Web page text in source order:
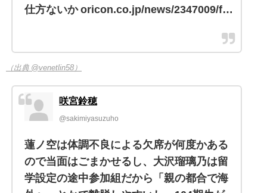
仕方ないか oricon.co.jp/news/2347009/f…
（出典 @venetlin58）
咲宮鈴穂
@sakimiyasuzuho
蓮ノ空は体調不良による欠席が何度かある
ので当面はごまかせるし、大沢瑠璃乃は留
学設定の途中参加組だから「親の都合で海